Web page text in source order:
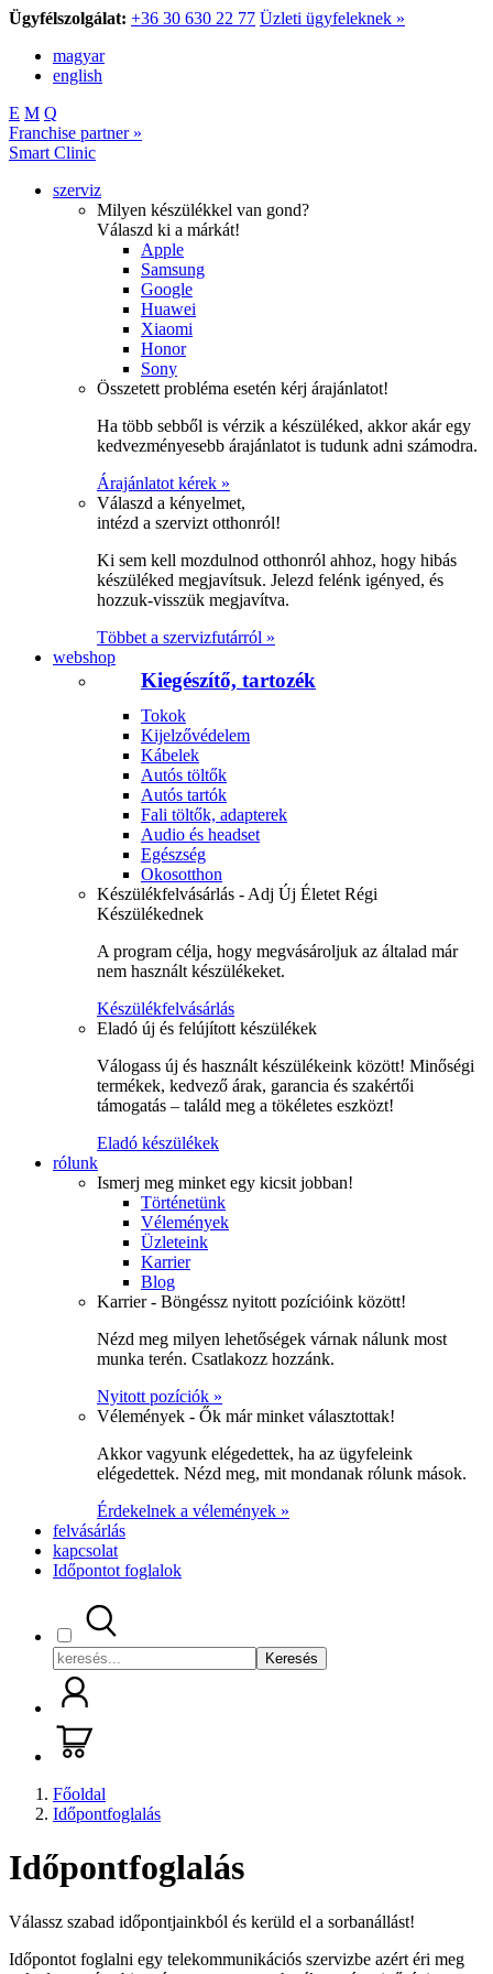
Ügyfélszolgálat: +36 30 630 22 77 Üzleti ügyfeleknek »
magyar
english
E M Q
Franchise partner »
Smart Clinic
szerviz
Milyen készülékkel van gond?
Válaszd ki a márkát!
Apple
Samsung
Google
Huawei
Xiaomi
Honor
Sony
Összetett probléma esetén kérj árajánlatot!
Ha több sebből is vérzik a készüléked, akkor akár egy
kedvezményesebb árajánlatot is tudunk adni számodra.
Árajánlatot kérek »
Válaszd a kényelmet,
intézd a szervizt otthonról!
Ki sem kell mozdulnod otthonról ahhoz, hogy hibás
készüléked megjavítsuk. Jelezd felénk igényed, és
hozzuk-visszük megjavítva.
Többet a szervizfutárról »
webshop
Kiegészítő, tartozék
Tokok
Kijelzővédelem
Kábelek
Autós töltők
Autós tartók
Fali töltők, adapterek
Audio és headset
Egészség
Okosotthon
Készülékfelvásárlás - Adj Új Életet Régi
Készülékednek
A program célja, hogy megvásároljuk az általad már
nem használt készülékeket.
Készülékfelvásárlás
Eladó új és felújított készülékek
Válogass új és használt készülékeink között! Minőségi
termékek, kedvező árak, garancia és szakértői
támogatás – találd meg a tökéletes eszközt!
Eladó készülékek
rólunk
Ismerj meg minket egy kicsit jobban!
Történetünk
Vélemények
Üzleteink
Karrier
Blog
Karrier - Böngéssz nyitott pozícióink között!
Nézd meg milyen lehetőségek várnak nálunk most
munka terén. Csatlakozz hozzánk.
Nyitott pozíciók »
Vélemények - Ők már minket választottak!
Akkor vagyunk elégedettek, ha az ügyfeleink
elégedettek. Nézd meg, mit mondanak rólunk mások.
Érdekelnek a vélemények »
felvásárlás
kapcsolat
Időpontot foglalok
Keresés
Főoldal
Időpontfoglalás
Időpontfoglalás
Válassz szabad időpontjainkból és kerüld el a sorbanállást!
Időpontot foglalni egy telekommunikációs szervizbe azért éri meg